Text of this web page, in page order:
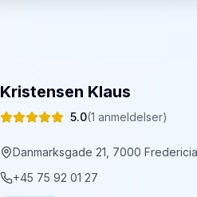
Kristensen Klaus
5.0(1 anmeldelser)
Danmarksgade 21, 7000 Fredericia
+45 75 92 01 27